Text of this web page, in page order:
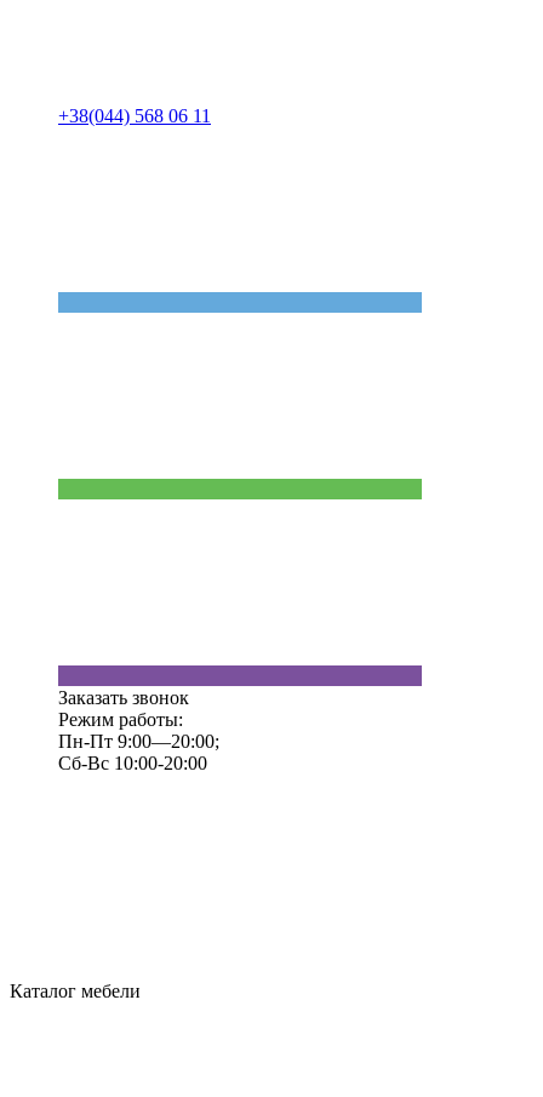
+38(044) 568 06 11
Заказать звонок
Режим работы:
Пн-Пт 9:00—20:00;
Сб-Вс 10:00-20:00
Каталог мебели